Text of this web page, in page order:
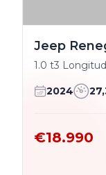
Jeep
1.0 t3
2024
€18.990